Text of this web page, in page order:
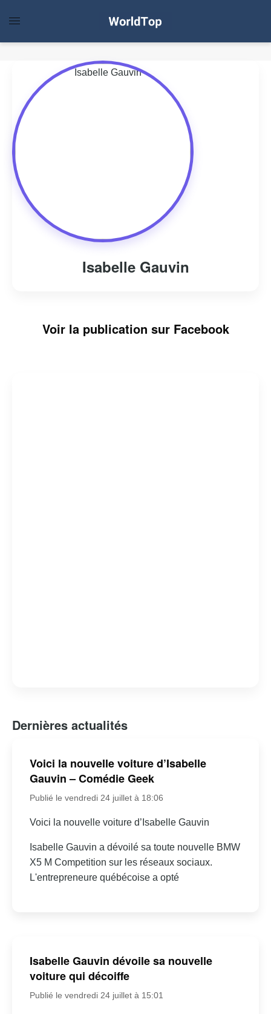
Isabelle Gauvin
Voir la publication sur Facebook
Dernières actualités
Voici la nouvelle voiture d’Isabelle
Gauvin – Comédie Geek
Publié le vendredi 24 juillet à 18:06
Voici la nouvelle voiture d’Isabelle Gauvin
Isabelle Gauvin a dévoilé sa toute nouvelle BMW
X5 M Competition sur les réseaux sociaux.
L'entrepreneure québécoise a opté
Isabelle Gauvin dévoile sa nouvelle
voiture qui décoiffe
Publié le vendredi 24 juillet à 15:01